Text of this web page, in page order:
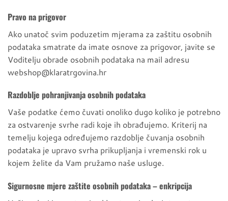
Pravo na prigovor
Ako unatoč svim poduzetim mjerama za zaštitu osobnih
podataka smatrate da imate osnove za prigovor, javite se
Voditelju obrade osobnih podataka na mail adresu
webshop@klaratrgovina.hr
Razdoblje pohranjivanja osobnih podataka
Vaše podatke ćemo čuvati onoliko dugo koliko je potrebno
za ostvarenje svrhe radi koje ih obrađujemo. Kriterij na
temelju kojega određujemo razdoblje čuvanja osobnih
podataka je upravo svrha prikupljanja i vremenski rok u
kojem želite da Vam pružamo naše usluge.
Sigurnosne mjere zaštite osobnih podataka – enkripcija